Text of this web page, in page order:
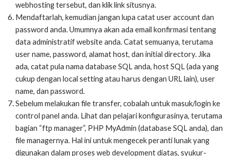
webhosting tersebut, dan klik link situsnya.
Mendaftarlah, kemudian jangan lupa catat user account dan
password anda. Umumnya akan ada email konfirmasi tentang
data administratif website anda. Catat semuanya, terutama
user name, password, alamat host, dan initial directory. Jika
ada, catat pula nama database SQL anda, host SQL (ada yang
cukup dengan local setting atau harus dengan URL lain), user
name, dan password.
Sebelum melakukan file transfer, cobalah untuk masuk/login ke
control panel anda. Lihat dan pelajari konfigurasinya, terutama
bagian “ftp manager”, PHP MyAdmin (database SQL anda), dan
file managernya. Hal ini untuk mengecek peranti lunak yang
digunakan dalam proses web development diatas, syukur-